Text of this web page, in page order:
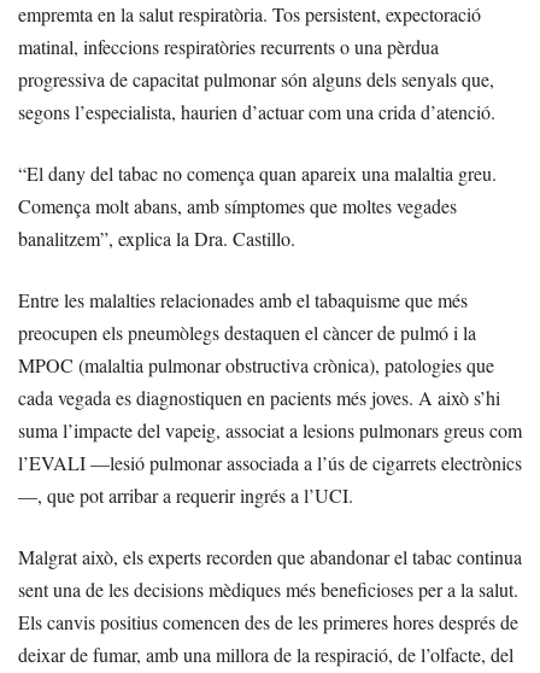
empremta en la salut respiratòria. Tos persistent, expectoració
matinal, infeccions respiratòries recurrents o una pèrdua
progressiva de capacitat pulmonar són alguns dels senyals que,
segons l’especialista, haurien d’actuar com una crida d’atenció.
“El dany del tabac no comença quan apareix una malaltia greu.
Comença molt abans, amb símptomes que moltes vegades
banalitzem”, explica la Dra. Castillo.
Entre les malalties relacionades amb el tabaquisme que més
preocupen els pneumòlegs destaquen el càncer de pulmó i la
MPOC (malaltia pulmonar obstructiva crònica), patologies que
cada vegada es diagnostiquen en pacients més joves. A això s’hi
suma l’impacte del vapeig, associat a lesions pulmonars greus com
l’EVALI —lesió pulmonar associada a l’ús de cigarrets electrònics
—, que pot arribar a requerir ingrés a l’UCI.
Malgrat això, els experts recorden que abandonar el tabac continua
sent una de les decisions mèdiques més beneficioses per a la salut.
Els canvis positius comencen des de les primeres hores després de
deixar de fumar, amb una millora de la respiració, de l’olfacte, del